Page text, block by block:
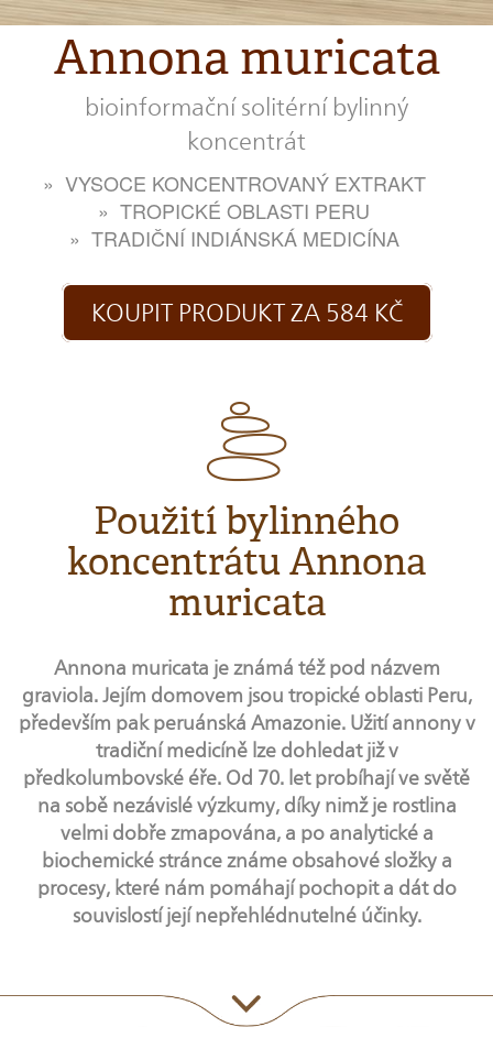
Annona muricata
bioinformační solitérní bylinný
koncentrát
VYSOCE KONCENTROVANÝ EXTRAKT
TROPICKÉ OBLASTI PERU
TRADIČNÍ INDIÁNSKÁ MEDICÍNA
KOUPIT PRODUKT ZA 584 KČ
Použití bylinného
koncentrátu Annona
muricata
Annona muricata je známá též pod názvem
graviola. Jejím domovem jsou tropické oblasti Peru,
především pak peruánská Amazonie. Užití annony v
tradiční medicíně lze dohledat již v
předkolumbovské éře. Od 70. let probíhají ve světě
na sobě nezávislé výzkumy, díky nimž je rostlina
velmi dobře zmapována, a po analytické a
biochemické stránce známe obsahové složky a
procesy, které nám pomáhají pochopit a dát do
souvislostí její nepřehlédnutelné účinky.